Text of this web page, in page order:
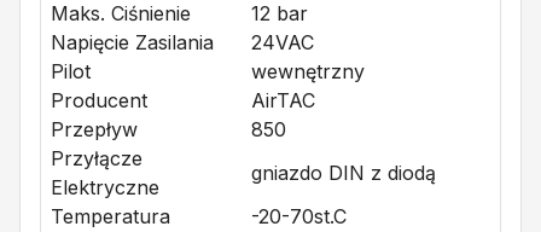
Maks. Ciśnienie
12 bar
Napięcie Zasilania
24VAC
Pilot
wewnętrzny
Producent
AirTAC
Przepływ
850
Przyłącze
Elektryczne
gniazdo DIN z diodą
Temperatura
-20-70st.C